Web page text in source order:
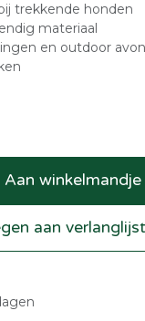
trekkende honden
materiaal
en outdoor
Aan
aan verlanglijst